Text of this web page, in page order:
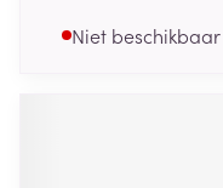
Niet beschikbaar